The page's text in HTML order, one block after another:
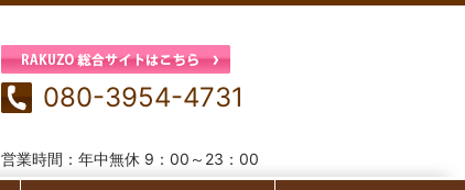
080-3954-4731
営業時間：年中無休 9：00～23：00